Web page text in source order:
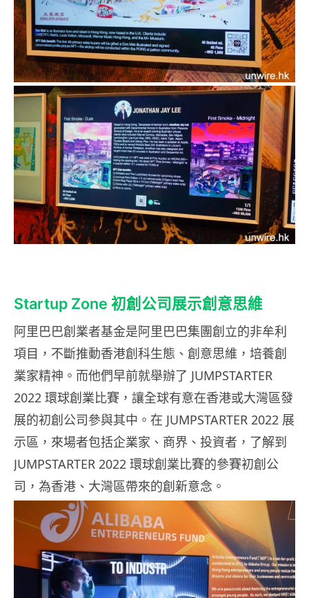
Startup Zone 初創公司展示創意思維
阿里巴巴創業者基金是阿里巴巴集團創立的非牟利
項目，不斷推動香港創科生態、創意思維，培養創
業家精神。而他們早前就舉辦了 JUMPSTARTER
2022 環球創業比賽，讓全球有意在香港或大灣區發
展的初創公司參與其中。在 JUMPSTARTER 2022 展
示區，來場者包括企業家、商界、投資者，了解到
JUMPSTARTER 2022 環球創業比賽的參賽初創公
司，為香港、大灣區帶來的創新意念。